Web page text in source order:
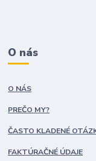
O nás
O NÁS
PREČO MY?
ČASTO KLADENÉ
FAKTÚRAČNÉ ÚDAJE